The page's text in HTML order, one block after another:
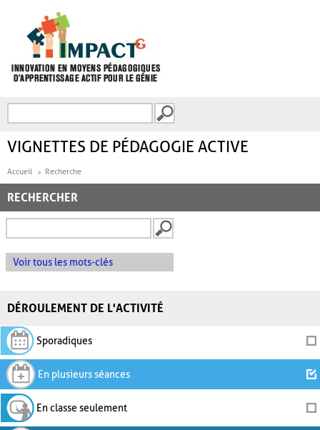
FORMULAIRE DE
VIGNETTES DE PÉDAGOGIE ACTIVE
Accueil Recherche
RECHERCHER
Voir tous les mots-clés
DÉROULEMENT DE L'ACTIVITÉ
Sporadiques
En plusieurs séances
En classe seulement